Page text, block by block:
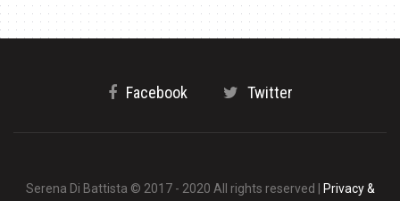
Facebook Twitter
Serena Di Battista © 2017 - 2020 All rights reserved | Privacy &